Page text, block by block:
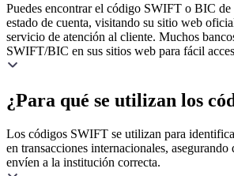
Puedes encontrar el código SWIFT o BIC de
estado de cuenta, visitando su sitio web
servicio de atención al cliente. Muchos
SWIFT/BIC en sus sitios web para fácil
¿Para qué se utilizan los
Los códigos SWIFT se utilizan para
en transacciones internacionales, asegurando
envíen a la institución correcta.